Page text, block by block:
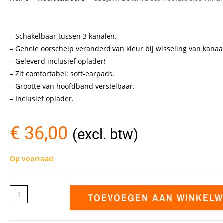
– Schakelbaar tussen 3 kanalen.
– Gehele oorschelp veranderd van kleur bij wisseling van
– Geleverd inclusief oplader!
– Zit comfortabel: soft-earpads.
– Grootte van hoofdband verstelbaar.
– Inclusief oplader.
€ 36,00 (excl. btw)
Op voorraad
TOEVOEGEN AAN